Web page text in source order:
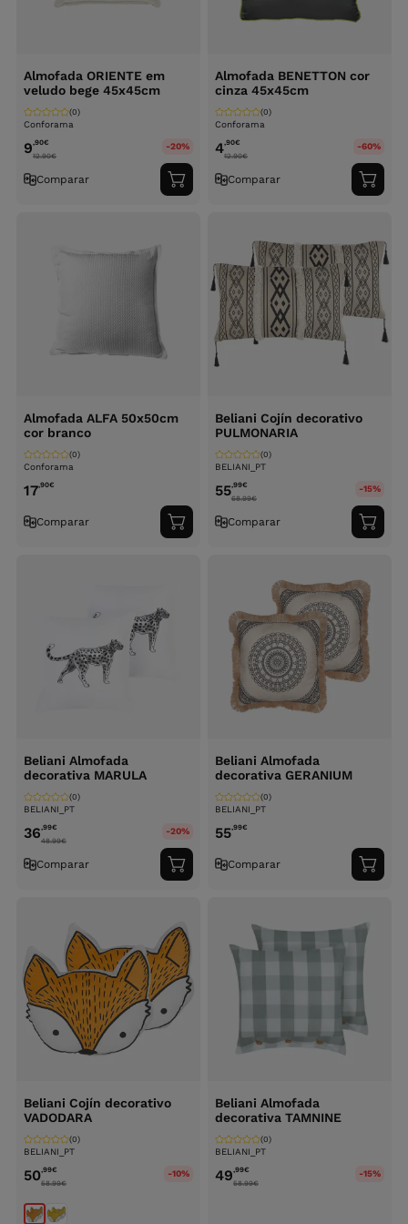
Almofada ORIENTE em
veludo bege 45x45cm
Conforama
(0)
9,90€
12.90€
-20%
Comparar
Adicionar
ao
Almofada BENETTON cor
cinza 45x45cm
Conforama
(0)
4,90€
12.90€
-60%
Comparar
ao
Almofada ALFA 50x50cm
cor branco
Conforama
(0)
17,90€
Comparar
Adicionar
ao
Beliani Cojín decorativo
PULMONARIA
BELIANI_PT
(0)
55,99€
68.99€
-15%
Comparar
ao
Beliani Almofada
decorativa MARULA
BELIANI_PT
(0)
36,99€
48.99€
-20%
Comparar
Adicionar
ao
Beliani Almofada
decorativa GERANIUM
BELIANI_PT
(0)
55,99€
Comparar
ao
Beliani Cojín decorativo
VADODARA
BELIANI_PT
(0)
50,99€
58.99€
-10%
Beliani Almofada
decorativa TAMNINE
BELIANI_PT
(0)
49,99€
58.99€
-15%